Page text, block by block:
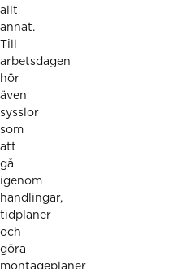
allt
annat.
Till
arbetsdagen
hör
även
sysslor
som
att
gå
igenom
handlingar,
tidplaner
och
göra
montageplaner